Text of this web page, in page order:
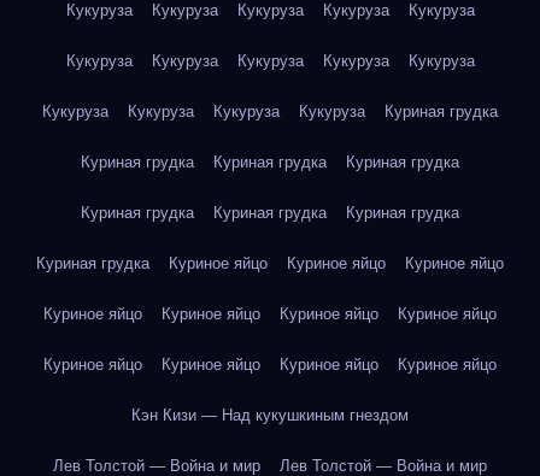
Кукуруза Кукуруза Кукуруза Кукуруза Кукуруза
Кукуруза Кукуруза Кукуруза Кукуруза Кукуруза
Кукуруза Кукуруза Кукуруза Кукуруза Куриная грудка
Куриная грудка Куриная грудка Куриная грудка
Куриная грудка Куриная грудка Куриная грудка
Куриная грудка Куриное яйцо Куриное яйцо Куриное яйцо
Куриное яйцо Куриное яйцо Куриное яйцо Куриное яйцо
Куриное яйцо Куриное яйцо Куриное яйцо Куриное яйцо
Кэн Кизи — Над кукушкиным гнездом
Лев Толстой — Война и мир Лев Толстой — Война и мир